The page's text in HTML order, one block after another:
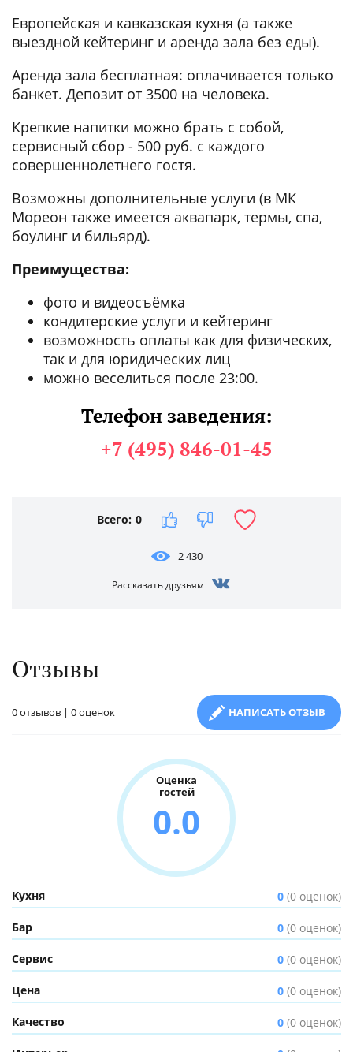
Европейская и кавказская кухня (а также
выездной кейтеринг и аренда зала без еды).
Аренда зала бесплатная: оплачивается только
банкет. Депозит от 3500 на человека.
Крепкие напитки можно брать с собой,
сервисный сбор - 500 руб. с каждого
совершеннолетнего гостя.
Возможны дополнительные услуги (в МК
Мореон также имеется аквапарк, термы, спа,
боулинг и бильярд).
Преимущества:
фото и видеосъёмка
кондитерские услуги и кейтеринг
возможность оплаты как для физических,
так и для юридических лиц
можно веселиться после 23:00.
Телефон заведения:
+7 (495) 846-01-45
Всего: 0
2 430
Рассказать друзьям
Отзывы
0 отзывов | 0 оценок НАПИСАТЬ ОТЗЫВ
Оценка
гостей
0.0
Кухня 0 (0 оценок)
Бар 0 (0 оценок)
Сервис 0 (0 оценок)
Цена 0 (0 оценок)
Качество 0 (0 оценок)